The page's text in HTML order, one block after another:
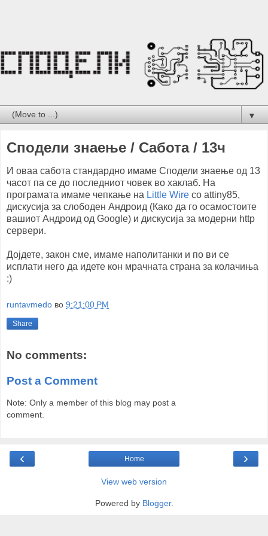
▼
Сподели знаење / Сабота / 13ч
И оваа сабота стандардно имаме Сподели знаење од 13
часот па се до последниот човек во хаклаб. На
програмата имаме чепкање на Little Wire со attiny85,
дискусија за слободен Андроид (Како да го осамостоите
вашиот Андроид од Google) и дискусија за модерни http
сервери.
Дојдете, закон сме, имаме наполитанки и по ви се
исплати него да идете кон мрачната страна за колачиња
:)
runtavmedo во 9:21:00 PM
Share
No comments:
Post a Comment
Note: Only a member of this blog may post a
comment.
‹ ›
Home
View web version
Powered by Blogger.